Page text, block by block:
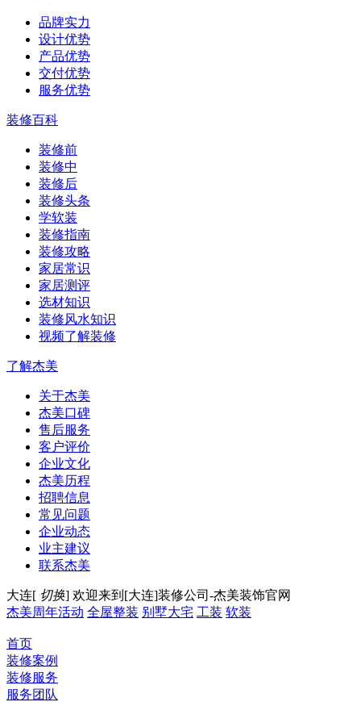
品牌实力
设计优势
产品优势
交付优势
服务优势
装修百科
装修前
装修中
装修后
装修头条
学软装
装修指南
装修攻略
家居常识
家居测评
选材知识
装修风水知识
视频了解装修
了解杰美
关于杰美
杰美口碑
售后服务
客户评价
企业文化
杰美历程
招聘信息
常见问题
企业动态
业主建议
联系杰美
大连[ 切换] 欢迎来到[大连]装修公司-杰美装饰官网
杰美周年活动 全屋整装 别墅大宅 工装 软装
首页
装修案例
装修服务
服务团队